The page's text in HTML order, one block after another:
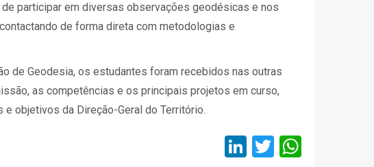
participar em diversas observações geodésicas e nos
de forma direta com metodologias e
de Geodesia, os estudantes foram recebidos nas outras
as competências e os principais projetos em curso,
objetivos da Direção-Geral do Território.
LinkedIn
Twitter